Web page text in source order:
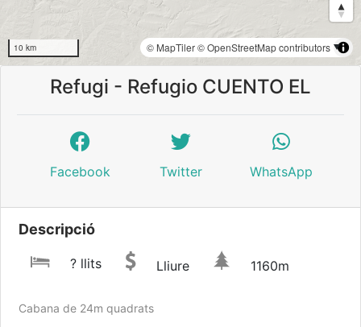
10 km © MapTiler© OpenStreetMap contributors
Refugi - Refugio CUENTO EL
Facebook Twitter WhatsApp
Descripció
? llits Lliure 1160m
Cabana de 24m quadrats